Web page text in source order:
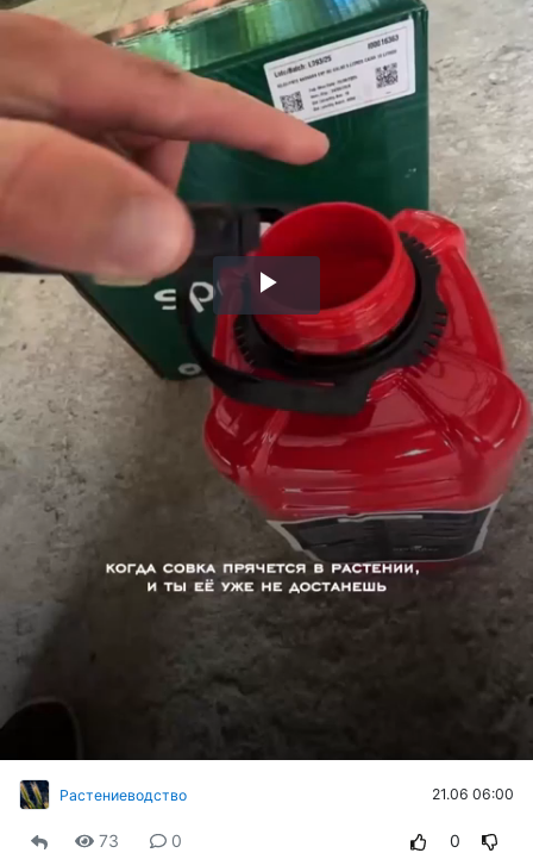
Воспроизвести
видео
Растениеводство 21.06 06:00
73 0 0